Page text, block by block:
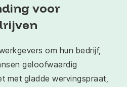
voor
om hun bedrijf,
geloofwaardig
met gladde wervingspraat,